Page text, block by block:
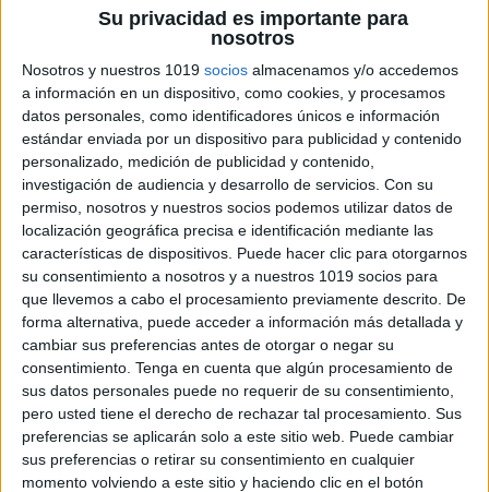
Su privacidad es importante para
nosotros
Nosotros y nuestros 1019 socios almacenamos y/o accedemos
a información en un dispositivo, como cookies, y procesamos
datos personales, como identificadores únicos e información
estándar enviada por un dispositivo para publicidad y contenido
personalizado, medición de publicidad y contenido,
investigación de audiencia y desarrollo de servicios. Con su
permiso, nosotros y nuestros socios podemos utilizar datos de
localización geográfica precisa e identificación mediante las
características de dispositivos. Puede hacer clic para otorgarnos
su consentimiento a nosotros y a nuestros 1019 socios para
que llevemos a cabo el procesamiento previamente descrito. De
forma alternativa, puede acceder a información más detallada y
cambiar sus preferencias antes de otorgar o negar su
consentimiento. Tenga en cuenta que algún procesamiento de
sus datos personales puede no requerir de su consentimiento,
pero usted tiene el derecho de rechazar tal procesamiento. Sus
preferencias se aplicarán solo a este sitio web. Puede cambiar
sus preferencias o retirar su consentimiento en cualquier
momento volviendo a este sitio y haciendo clic en el botón
especialistas en TGC en la provincia de
Granada ha creado una «Caja de
Herramientas» que ha compartido con
nosotros para su difusión. Se trata de
un material con diversas estrategias
para abordar las conductas disruptivas
del alumnado, así como otros
desajustes emocionales o sociales. ¡Un
excelente trabajo! DESCARGA
Archivado en:
E. EMOCIONAL
Etiquetado con: conductas disruptivas
problemas de conducta
TGC ,
Trastornos
graves de la conducta